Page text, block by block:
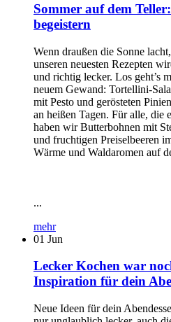
Sommer auf dem
begeistern
Wenn draußen die Sonne
unseren neuesten Rezepten
und richtig lecker. Los geht’s
neuem Gewand: Tortellini-
mit Pesto und gerösteten
an heißen Tagen. Für alle, die
haben wir Butterbohnen mit
und fruchtigen Preiselbeeren
Wärme und Waldaromen auf
...
mehr
01 Jun
Lecker Kochen war
Inspiration für dein
Neue Ideen für dein